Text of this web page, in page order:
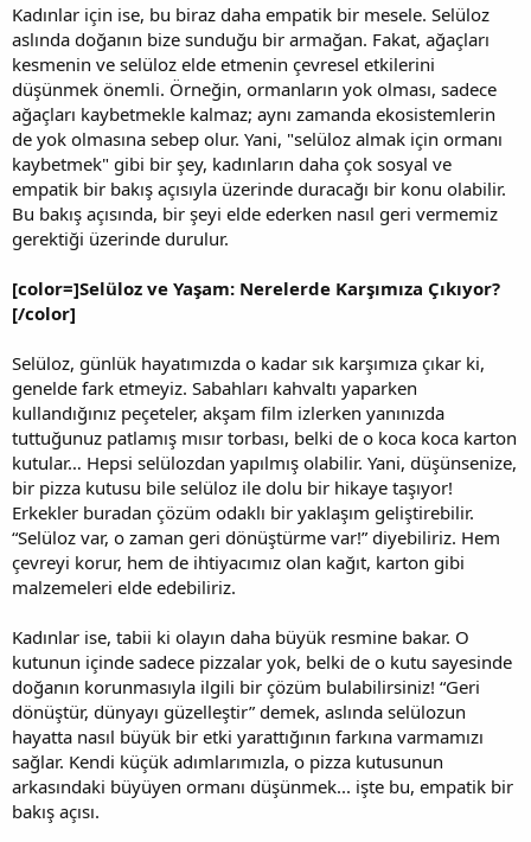
Kadınlar için ise, bu biraz daha empatik bir mesele. Selüloz
aslında doğanın bize sunduğu bir armağan. Fakat, ağaçları
kesmenin ve selüloz elde etmenin çevresel etkilerini
düşünmek önemli. Örneğin, ormanların yok olması, sadece
ağaçları kaybetmekle kalmaz; aynı zamanda ekosistemlerin
de yok olmasına sebep olur. Yani, "selüloz almak için ormanı
kaybetmek" gibi bir şey, kadınların daha çok sosyal ve
empatik bir bakış açısıyla üzerinde duracağı bir konu olabilir.
Bu bakış açısında, bir şeyi elde ederken nasıl geri vermemiz
gerektiği üzerinde durulur.
[color=]Selüloz ve Yaşam: Nerelerde Karşımıza Çıkıyor?
[/color]
Selüloz, günlük hayatımızda o kadar sık karşımıza çıkar ki,
genelde fark etmeyiz. Sabahları kahvaltı yaparken
kullandığınız peçeteler, akşam film izlerken yanınızda
tuttuğunuz patlamış mısır torbası, belki de o koca koca karton
kutular… Hepsi selülozdan yapılmış olabilir. Yani, düşünsenize,
bir pizza kutusu bile selüloz ile dolu bir hikaye taşıyor!
Erkekler buradan çözüm odaklı bir yaklaşım geliştirebilir.
“Selüloz var, o zaman geri dönüştürme var!” diyebiliriz. Hem
çevreyi korur, hem de ihtiyacımız olan kağıt, karton gibi
malzemeleri elde edebiliriz.
Kadınlar ise, tabii ki olayın daha büyük resmine bakar. O
kutunun içinde sadece pizzalar yok, belki de o kutu sayesinde
doğanın korunmasıyla ilgili bir çözüm bulabilirsiniz! “Geri
dönüştür, dünyayı güzelleştir” demek, aslında selülozun
hayatta nasıl büyük bir etki yarattığının farkına varmamızı
sağlar. Kendi küçük adımlarımızla, o pizza kutusunun
arkasındaki büyüyen ormanı düşünmek... işte bu, empatik bir
bakış açısı.